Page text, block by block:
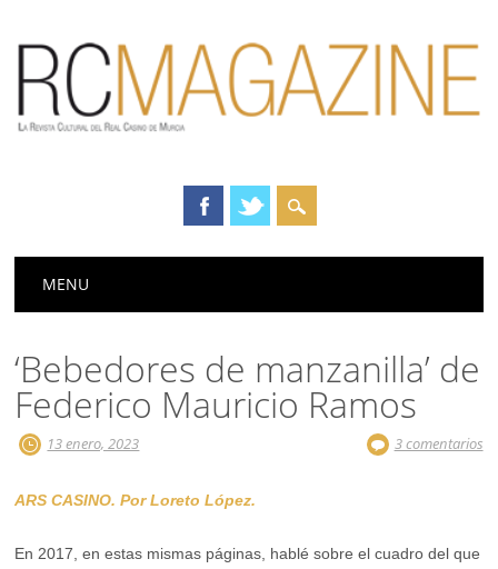
Menú principal
MENU
‘Bebedores de manzanilla’ de
Federico Mauricio Ramos
13 enero, 2023 3 comentarios
ARS CASINO. Por Loreto López.
En 2017, en estas mismas páginas, hablé sobre el cuadro del que